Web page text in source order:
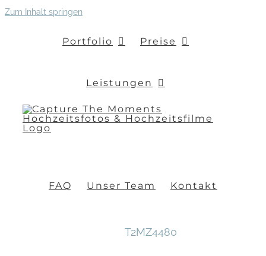
Zum Inhalt springen
Portfolio Preise
Leistungen
FAQ Unser Team Kontakt
T2MZ4480